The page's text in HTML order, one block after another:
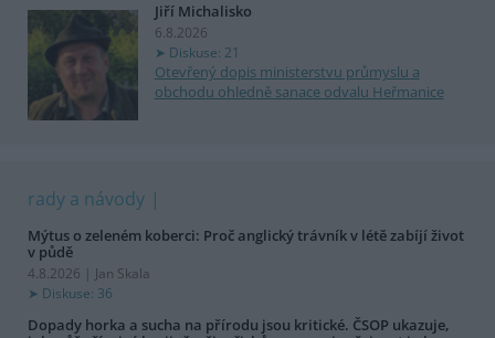
Jiří Michalisko
6.8.2026
Diskuse: 21
Otevřený dopis ministerstvu průmyslu a
obchodu ohledně sanace odvalu Heřmanice
rady a návody
Mýtus o zeleném koberci: Proč anglický trávník v létě zabíjí život
v půdě
4.8.2026 | Jan Skala
Diskuse: 36
Dopady horka a sucha na přírodu jsou kritické. ČSOP ukazuje,